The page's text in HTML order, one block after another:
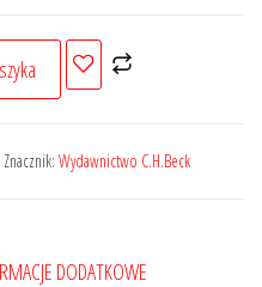
Znacznik: Wydawnictwo C.H.Beck
DODATKOWE